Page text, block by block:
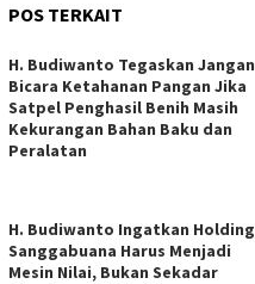
POS TERKAIT
H. Budiwanto Tegaskan Jangan
Bicara Ketahanan Pangan Jika
Satpel Penghasil Benih Masih
Kekurangan Bahan Baku dan
Peralatan
H. Budiwanto Ingatkan Holding
Sanggabuana Harus Menjadi
Mesin Nilai, Bukan Sekadar